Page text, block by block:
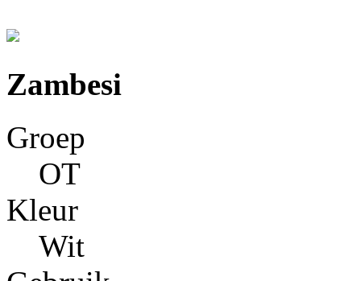
Zambesi
Groep
OT
Kleur
Wit